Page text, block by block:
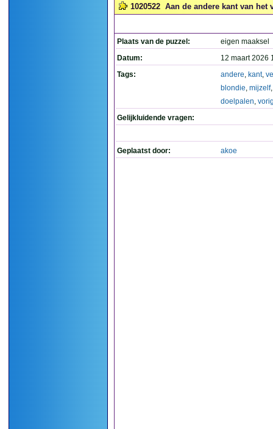
1020522 Aan de andere kant van
Plaats van de puzzel:
eigen maaksel
Datum:
12 maart 2026
Tags:
andere, kant,
blondie, mijzelf
doelpalen,
Gelijkluidende vragen:
Geplaatst door: akoe